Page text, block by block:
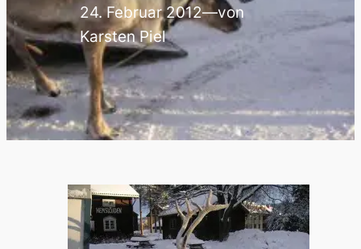
24. Februar 2012—von
Karsten Piel